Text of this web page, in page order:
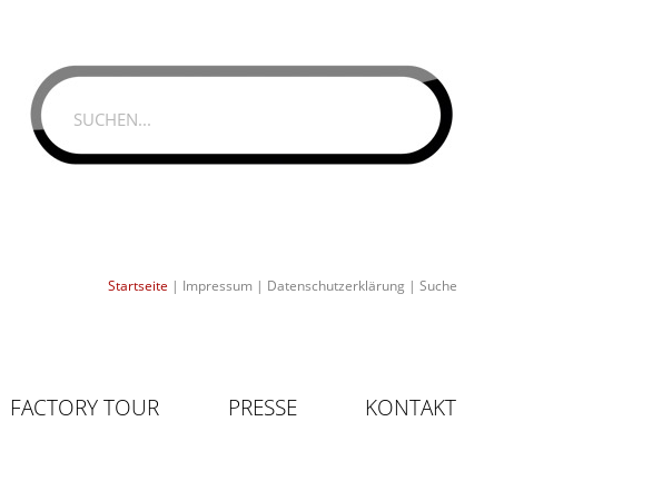
Startseite | Impressum | Datenschutzerklärung | Suche
FACTORY TOUR PRESSE KONTAKT